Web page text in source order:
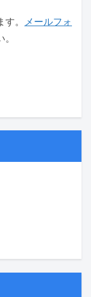
。
メールフォ